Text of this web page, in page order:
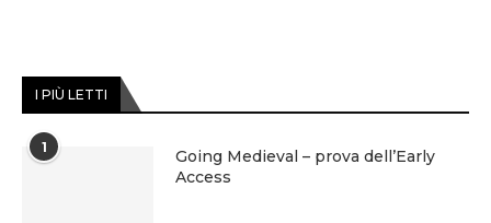
I PIÙ LETTI
1
Going Medieval – prova dell’Early
Access